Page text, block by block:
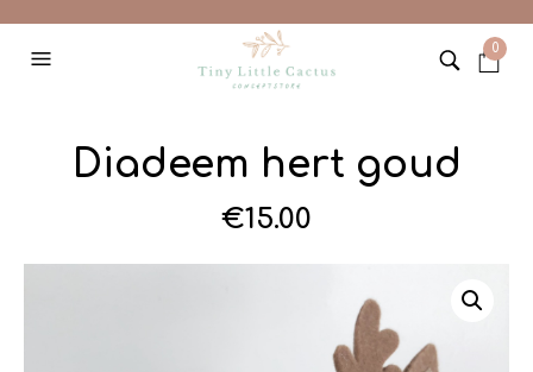
0
Diadeem hert goud
€15.00